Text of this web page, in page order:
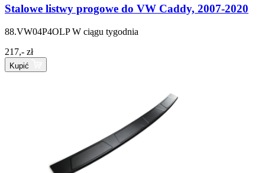
Stalowe listwy progowe do VW Caddy, 2007-2020
88.VW04P4OLP W ciągu tygodnia
217,- zł
Kupić